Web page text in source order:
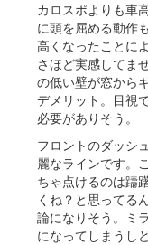
カロスポよりも車
に頭を屈める動作
高くなったことに
さほど実感してま
の低い壁が窓から
デメリット。目視
必要がありそう。
フロントのダッシ
麗なラインです。
ちゃ点けるのは躊
くね？と思ってる
論になりそう。ミ
になってしまうし